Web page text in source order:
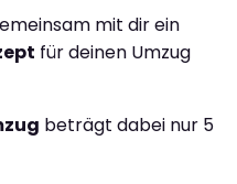
mit dir ein
für deinen Umzug
beträgt dabei nur 5